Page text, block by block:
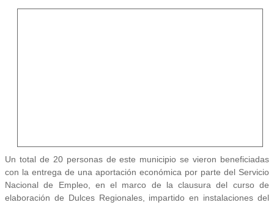
Un total de 20 personas de este municipio se vieron beneficiadas
con la entrega de una aportación económica por parte del Servicio
Nacional de Empleo, en el marco de la clausura del curso de
elaboración de Dulces Regionales, impartido en instalaciones del